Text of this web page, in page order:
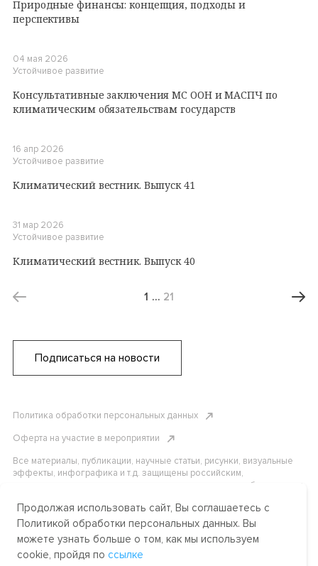
Природные финансы: концепция, подходы и
перспективы
04 мая 2026
Устойчивое развитие
Консультативные заключения МС ООН и МАСПЧ по
климатическим обязательствам государств
16 апр 2026
Устойчивое развитие
Климатический вестник. Выпуск 41
31 мар 2026
Устойчивое развитие
Климатический вестник. Выпуск 40
1 … 21
Подписаться на новости
Политика обработки персональных данных
Оферта на участие в мероприятии
Все материалы, публикации, научные статьи, рисунки, визуальные
эффекты, инфографика и т.д. защищены российским,
американским и международным законодательством об авторском
материалов без письменного разрешения АНО «Центр
международных и сравнительно-правовых исследований» или
аффилированных лиц строго запрещено. Пожалуйста, свяжитесь с
нами, чтобы узнать подробности.
Продолжая использовать сайт, Вы соглашаетесь с
Политикой обработки персональных данных. Вы
можете узнать больше о том, как мы используем
cookie, пройдя по ссылке